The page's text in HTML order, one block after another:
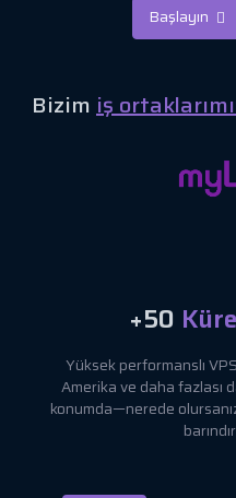
Başlayın
Bizimiş
+50
Yüksek performanslı
Amerika ve daha fazlası
konumda—nerede